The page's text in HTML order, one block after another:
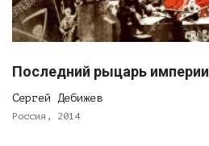
Последний рыцарь империи
Сергей Дебижев
Россия, 2014